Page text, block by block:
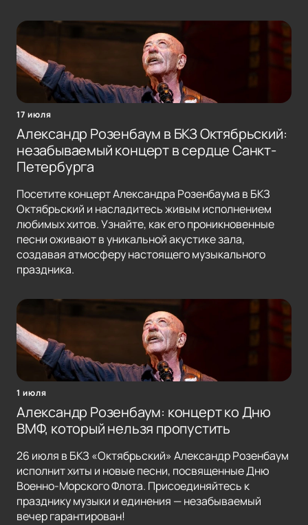
17 июля
Александр Розенбаум в БКЗ Октябрьский:
незабываемый концерт в сердце Санкт-
Петербурга
Посетите концерт Александра Розенбаума в БКЗ
Октябрьский и насладитесь живым исполнением
любимых хитов. Узнайте, как его проникновенные
песни оживают в уникальной акустике зала,
создавая атмосферу настоящего музыкального
праздника.
1 июля
Александр Розенбаум: концерт ко Дню
ВМФ, который нельзя пропустить
26 июля в БКЗ «Октябрьский» Александр Розенбаум
исполнит хиты и новые песни, посвященные Дню
Военно-Морского Флота. Присоединяйтесь к
празднику музыки и единения — незабываемый
вечер гарантирован!